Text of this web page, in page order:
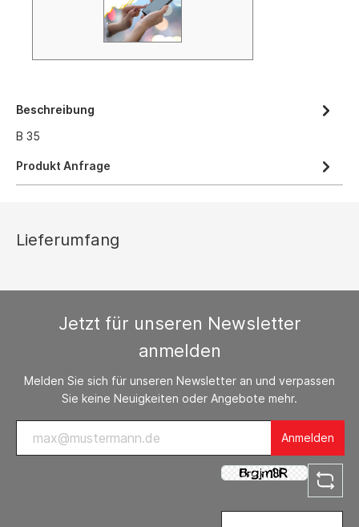
Beschreibung
B 35
Produkt Anfrage
Lieferumfang
Jetzt für unseren Newsletter
anmelden
Melden Sie sich für unseren Newsletter an und verpassen
Sie keine Neuigkeiten oder Angebote mehr.
Anmelden